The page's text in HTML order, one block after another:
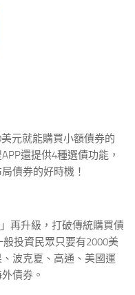
元就能購買小額債券的
還提供4種選債功能，
債券的好時機！
再升級，打破傳統購買債
投資民眾只要有2000美
波克夏、高通、美國運
債券。